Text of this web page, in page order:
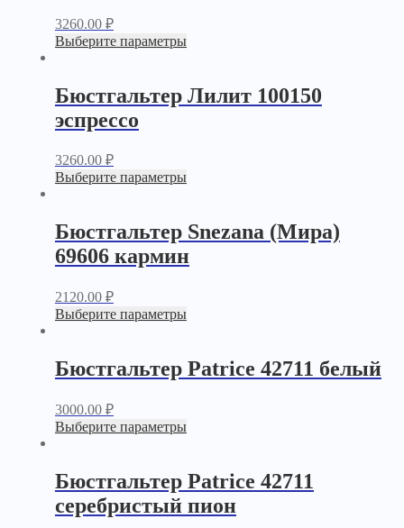
3260.00 ₽
Выберите параметры
Бюстгальтер Лилит 100150
эспрессо
3260.00 ₽
Выберите параметры
Бюстгальтер Snezana (Мира)
69606 кармин
2120.00 ₽
Выберите параметры
Бюстгальтер Patrice 42711 белый
3000.00 ₽
Выберите параметры
Бюстгальтер Patrice 42711
серебристый пион